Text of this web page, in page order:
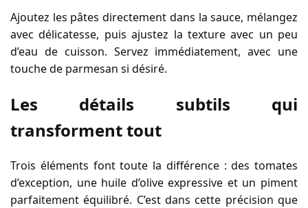
Ajoutez les pâtes directement dans la sauce, mélangez
avec délicatesse, puis ajustez la texture avec un peu
d’eau de cuisson. Servez immédiatement, avec une
touche de parmesan si désiré.
Les détails subtils qui
transforment tout
Trois éléments font toute la différence : des tomates
d’exception, une huile d’olive expressive et un piment
parfaitement équilibré. C’est dans cette précision que